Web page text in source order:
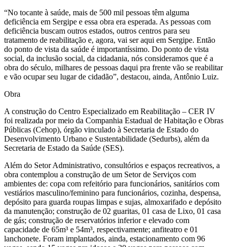
“No tocante à saúde, mais de 500 mil pessoas têm alguma
deficiência em Sergipe e essa obra era esperada. As pessoas com
deficiência buscam outros estados, outros centros para seu
tratamento de reabilitação e, agora, vai ser aqui em Sergipe. Então
do ponto de vista da saúde é importantíssimo. Do ponto de vista
social, da inclusão social, da cidadania, nós consideramos que é a
obra do século, milhares de pessoas daqui pra frente vão se reabilitar
e vão ocupar seu lugar de cidadão”, destacou, ainda, Antônio Luiz.
Obra
A construção do Centro Especializado em Reabilitação – CER IV
foi realizada por meio da Companhia Estadual de Habitação e Obras
Públicas (Cehop), órgão vinculado à Secretaria de Estado do
Desenvolvimento Urbano e Sustentabilidade (Sedurbs), além da
Secretaria de Estado da Saúde (SES).
Além do Setor Administrativo, consultórios e espaços recreativos, a
obra contemplou a construção de um Setor de Serviços com
ambientes de: copa com refeitório para funcionários, sanitários com
vestiários masculino/feminino para funcionários, cozinha, despensa,
depósito para guarda roupas limpas e sujas, almoxarifado e depósito
da manutenção; construção de 02 guaritas, 01 casa de Lixo, 01 casa
de gás; construção de reservatórios inferior e elevado com
capacidade de 65m³ e 54m³, respectivamente; anfiteatro e 01
lanchonete. Foram implantados, ainda, estacionamento com 96